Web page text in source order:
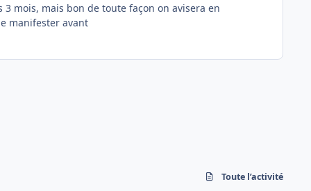
mois, mais bon de toute façon on avisera en
manifester avant
Toute l’activité